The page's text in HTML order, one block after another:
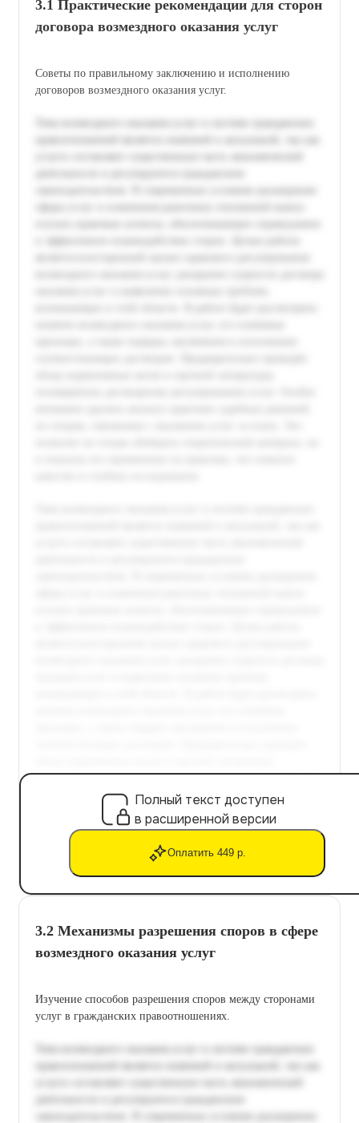
3.1 Практические рекомендации для сторон
договора возмездного оказания услуг
Советы по правильному заключению и исполнению
договоров возмездного оказания услуг.
Полный текст доступен
в расширенной версии
Оплатить 449 р.
3.2 Механизмы разрешения споров в сфере
возмездного оказания услуг
Изучение способов разрешения споров между сторонами
услуг в гражданских правоотношениях.